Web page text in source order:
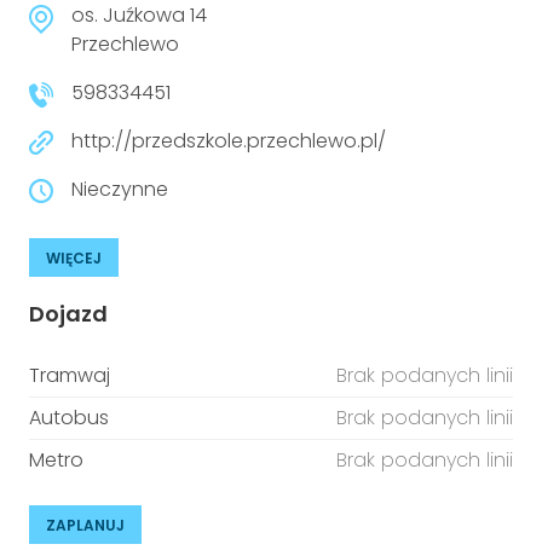
os. Juźkowa 14
Przechlewo
598334451
http://przedszkole.przechlewo.pl/
Nieczynne
WIĘCEJ
Dojazd
Tramwaj
Brak podanych linii
Autobus
Brak podanych linii
Metro
Brak podanych linii
ZAPLANUJ